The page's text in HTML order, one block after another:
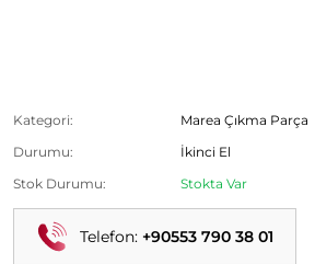
Kategori:
Marea Çıkma Parça
Durumu:
İkinci El
Stok Durumu:
Stokta Var
Telefon: +90553 790 38 01